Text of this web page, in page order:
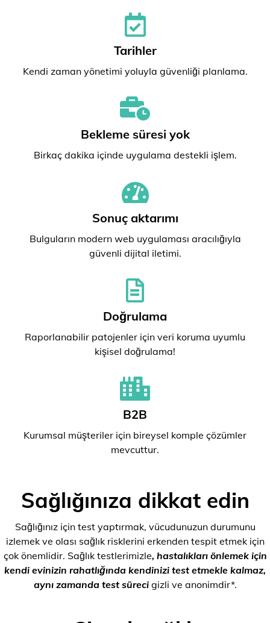
Tarihler
Kendi zaman yönetimi yoluyla güvenliği planlama.
Bekleme süresi yok
Birkaç dakika içinde uygulama destekli işlem.
Sonuç aktarımı
Bulguların modern web uygulaması aracılığıyla
güvenli dijital iletimi.
Doğrulama
Raporlanabilir patojenler için veri koruma uyumlu
kişisel doğrulama!
B2B
Kurumsal müşteriler için bireysel komple çözümler
mevcuttur.
Sağlığınıza dikkat edin
Sağlığınız için test yaptırmak, vücudunuzun durumunu
izlemek ve olası sağlık risklerini erkenden tespit etmek için
çok önemlidir. Sağlık testlerimizle, hastalıkları önlemek için
kendi evinizin rahatlığında kendinizi test etmekle kalmaz,
aynı zamanda test süreci gizli ve anonimdir*.